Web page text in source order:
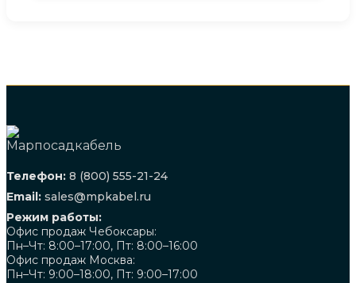
Телефон: 8 (800) 555-21-24
Email: sales@mpkabel.ru
Режим работы:
Офис продаж Чебоксары:
Пн–Чт: 8:00–17:00, Пт: 8:00–16:00
Офис продаж Москва:
Пн–Чт: 9:00–18:00, Пт: 9:00–17:00